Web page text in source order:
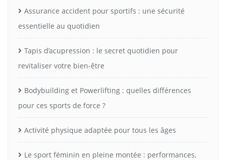
Assurance accident pour sportifs : une sécurité
essentielle au quotidien
Tapis d’acupression : le secret quotidien pour
revitaliser votre bien-être
Bodybuilding et Powerlifting : quelles différences
pour ces sports de force ?
Activité physique adaptée pour tous les âges
Le sport féminin en pleine montée : performances,